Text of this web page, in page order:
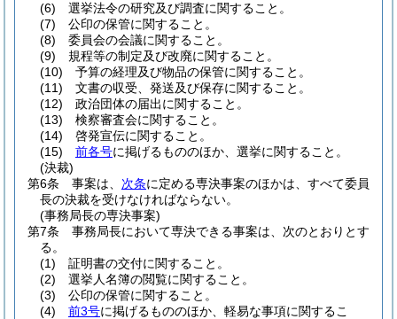
(6)
選挙法令の研究及び調査に関すること。
(7)
公印の保管に関すること。
(8)
委員会の会議に関すること。
(9)
規程等の制定及び改廃に関すること。
(10)
予算の経理及び物品の保管に関すること。
(11)
文書の収受、発送及び保存に関すること。
(12)
政治団体の届出に関すること。
(13)
検察審査会に関すること。
(14)
啓発宣伝に関すること。
(15)
前各号に掲げるもののほか、選挙に関すること。
(決裁)
第6条
事案は、 次条に定める専決事案のほかは、すべて委員
長の決裁を受けなければならない。
(事務局長の専決事案)
第7条
事務局長において専決できる事案は、次のとおりとす
る。
(1)
証明書の交付に関すること。
(2)
選挙人名簿の閲覧に関すること。
(3)
公印の保管に関すること。
(4)
前3号に掲げるもののほか、軽易な事項に関するこ